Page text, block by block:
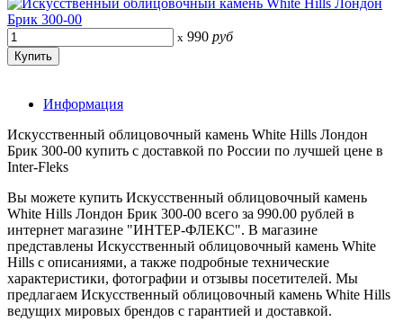
x 990 руб
Информация
Искусственный облицовочный камень White Hills Лондон
Брик 300-00 купить с доставкой по России по лучшей цене в
Inter-Fleks
Вы можете купить Искусственный облицовочный камень
White Hills Лондон Брик 300-00 всего за 990.00 рублей в
интернет магазине "ИНТЕР-ФЛЕКС". В магазине
представлены Искусственный облицовочный камень White
Hills с описаниями, а также подробные технические
характеристики, фотографии и отзывы посетителей. Мы
предлагаем Искусственный облицовочный камень White Hills
ведущих мировых брендов с гарантией и доставкой.